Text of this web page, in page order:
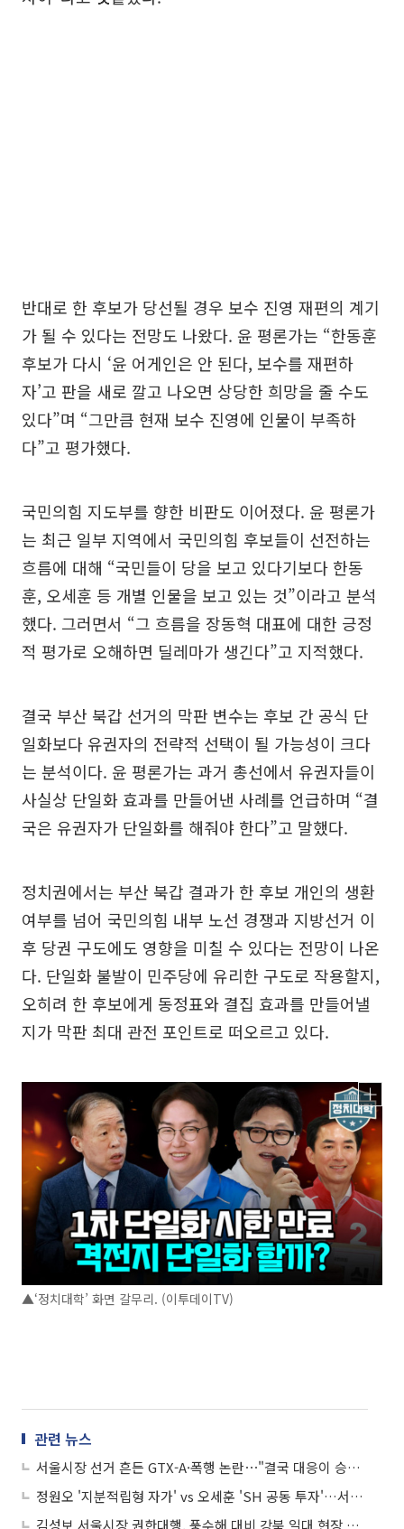
반대로 한 후보가 당선될 경우 보수 진영 재편의 계기
가 될 수 있다는 전망도 나왔다. 윤 평론가는 “한동훈
후보가 다시 ‘윤 어게인은 안 된다, 보수를 재편하
자’고 판을 새로 깔고 나오면 상당한 희망을 줄 수도
있다”며 “그만큼 현재 보수 진영에 인물이 부족하
다”고 평가했다.
국민의힘 지도부를 향한 비판도 이어졌다. 윤 평론가
는 최근 일부 지역에서 국민의힘 후보들이 선전하는
흐름에 대해 “국민들이 당을 보고 있다기보다 한동
훈, 오세훈 등 개별 인물을 보고 있는 것”이라고 분석
했다. 그러면서 “그 흐름을 장동혁 대표에 대한 긍정
적 평가로 오해하면 딜레마가 생긴다”고 지적했다.
결국 부산 북갑 선거의 막판 변수는 후보 간 공식 단
일화보다 유권자의 전략적 선택이 될 가능성이 크다
는 분석이다. 윤 평론가는 과거 총선에서 유권자들이
사실상 단일화 효과를 만들어낸 사례를 언급하며 “결
국은 유권자가 단일화를 해줘야 한다”고 말했다.
정치권에서는 부산 북갑 결과가 한 후보 개인의 생환
여부를 넘어 국민의힘 내부 노선 경쟁과 지방선거 이
후 당권 구도에도 영향을 미칠 수 있다는 전망이 나온
다. 단일화 불발이 민주당에 유리한 구도로 작용할지,
오히려 한 후보에게 동정표와 결집 효과를 만들어낼
지가 막판 최대 관전 포인트로 떠오르고 있다.
▲‘정치대학’ 화면 갈무리. (이투데이TV)
관련 뉴스
서울시장 선거 흔든 GTX-A·폭행 논란⋯"결국 대응이 승부 가른다"
정원오 '지분적립형 자가' vs 오세훈 'SH 공동 투자'…서울시장 청년 주거 공약 격돌
김성보 서울시장 권한대행, 풍수해 대비 강북 일대 현장 점검